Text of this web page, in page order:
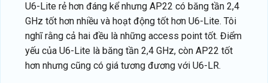
U6-Lite rẻ hơn đáng kể nhưng AP22 có băng tần 2,4
GHz tốt hơn nhiều và hoạt động tốt hơn U6-Lite. Tôi
nghĩ rằng cả hai đều là những access point tốt. Điểm
yếu của U6-Lite là băng tần 2,4 GHz, còn AP22 tốt
hơn nhưng cũng có giá tương đương với U6-LR.